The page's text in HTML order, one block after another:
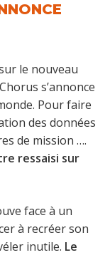
le nouveau
s’annonce
Pour faire
des données
de mission ….
ressaisi sur
face à un
à recréer son
inutile. Le